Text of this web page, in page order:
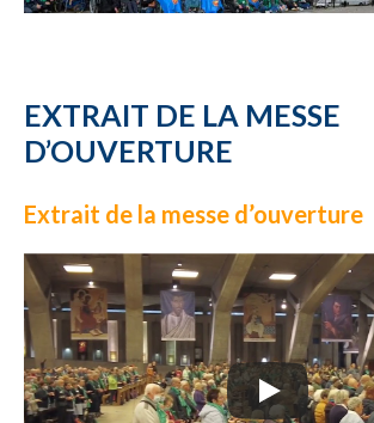
EXTRAIT DE LA MESSE
D’OUVERTURE
Extrait de la messe d’ouverture